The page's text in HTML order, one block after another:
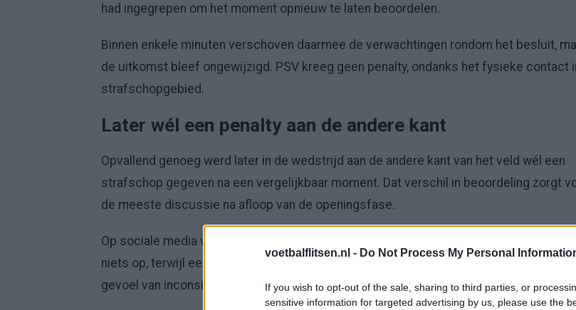
voetbalflitsen.nl - Do Not Process My Personal
If you wish to opt-out of the sale, sharing to third parties, or
sensitive information for targeted advertising by us, please use the
had ingegrepen om het moment opnieuw te laten beoordelen.
Binnen enkele minuten verschoven daarmee de verwachtingen rondom het besluit,
de uitkomst bleef ongewijzigd. PSV kreeg geen penalty, ondanks het fysieke contact
strafschopgebied.
Later wél een penalty aan de andere kant
Opvallend genoeg werd later in de wedstrijd aan de andere kant van het veld wél een
strafschop gegeven na een vergelijkbaar moment. Dat verschil in beoordeling zorgt
de meeste discussie na afloop van de openingsfase.
Op sociale media wordt vooral gewezen op het verschil in lijn. De ene situatie met Til
niets op, terwijl een andere situatie in dezelfde wedstrijd wel wordt bestraft. Dat voedt
gevoel van inconsistentie binnen de arbitrage.